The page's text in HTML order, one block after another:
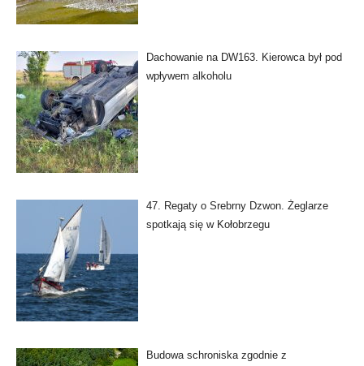
Dachowanie na DW163. Kierowca był pod
wpływem alkoholu
47. Regaty o Srebrny Dzwon. Żeglarze
spotkają się w Kołobrzegu
Budowa schroniska zgodnie z